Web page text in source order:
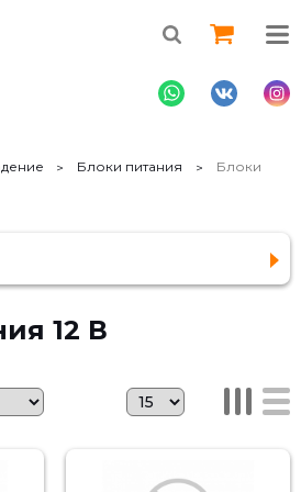
Блоки питания
Блоки
12 В